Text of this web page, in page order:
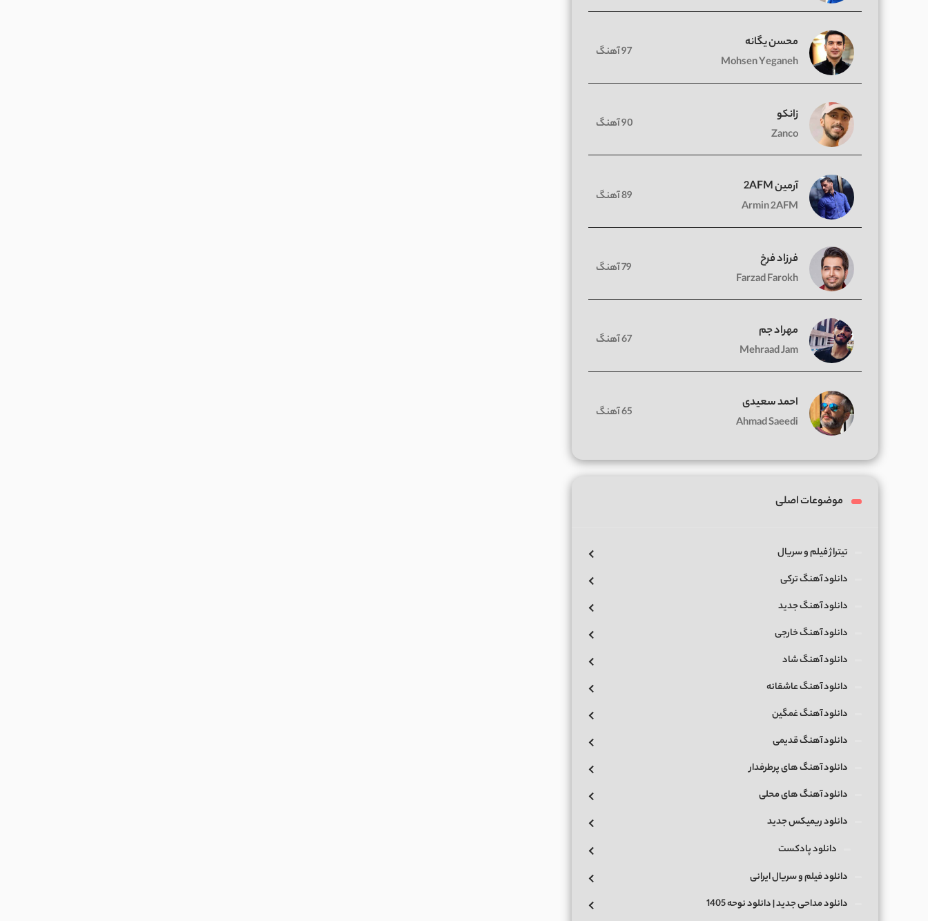
محسن یگانه
Mohsen Yeganeh
97 آهنگ
زانکو
Zanco
90 آهنگ
آرمین 2AFM
Armin 2AFM
89 آهنگ
فرزاد فرخ
Farzad Farokh
79 آهنگ
مهراد جم
Mehraad Jam
67 آهنگ
احمد سعیدی
Ahmad Saeedi
65 آهنگ
موضوعات اصلی
تیتراژ فیلم و سریال
دانلود آهنگ ترکی
دانلود آهنگ جدید
دانلود آهنگ خارجی
دانلود آهنگ شاد
دانلود آهنگ عاشقانه
دانلود آهنگ غمگین
دانلود آهنگ قدیمی
دانلود آهنگ های پرطرفدار
دانلود آهنگ های محلی
دانلود ریمیکس جدید
دانلود پادکست
دانلود فیلم و سریال ایرانی
دانلود مداحی جدید | دانلود نوحه 1405